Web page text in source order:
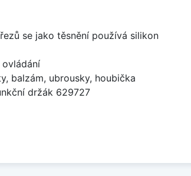
se jako těsnění používá silikon
balzám, ubrousky, houbička
držák 629727